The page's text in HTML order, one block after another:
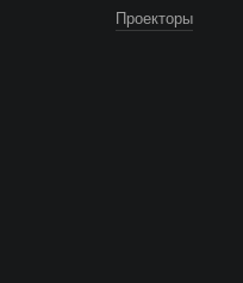
Проекторы